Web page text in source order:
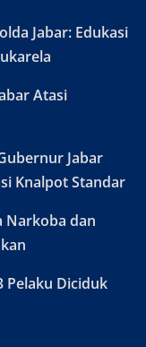
Jabar: Edukasi
Atasi
Jabar
Knalpot Standar
Narkoba dan
Pelaku Diciduk